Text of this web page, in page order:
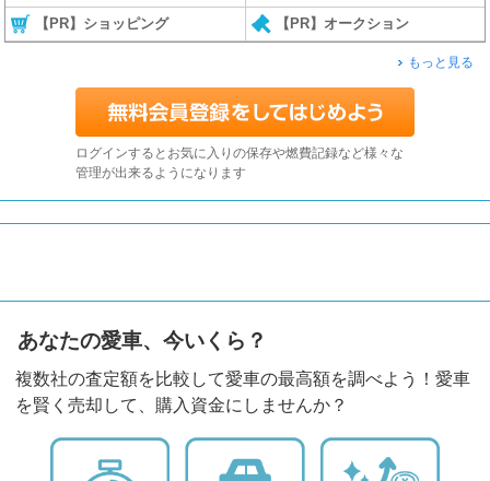
【PR】ショッピング 【PR】オークション
もっと見る
ログインするとお気に入りの保存や燃費記録など様々な
管理が出来るようになります
あなたの愛車、今いくら？
複数社の査定額を比較して愛車の最高額を調べよう！愛車
を賢く売却して、購入資金にしませんか？